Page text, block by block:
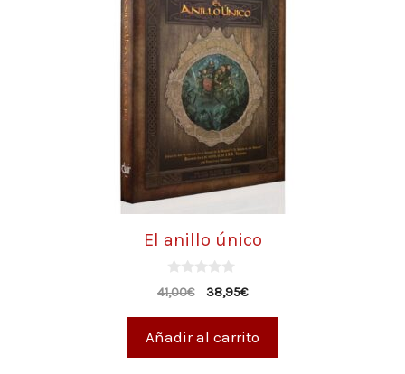
El anillo único
0
d
41,00€ 38,95€
Añadir al carrito